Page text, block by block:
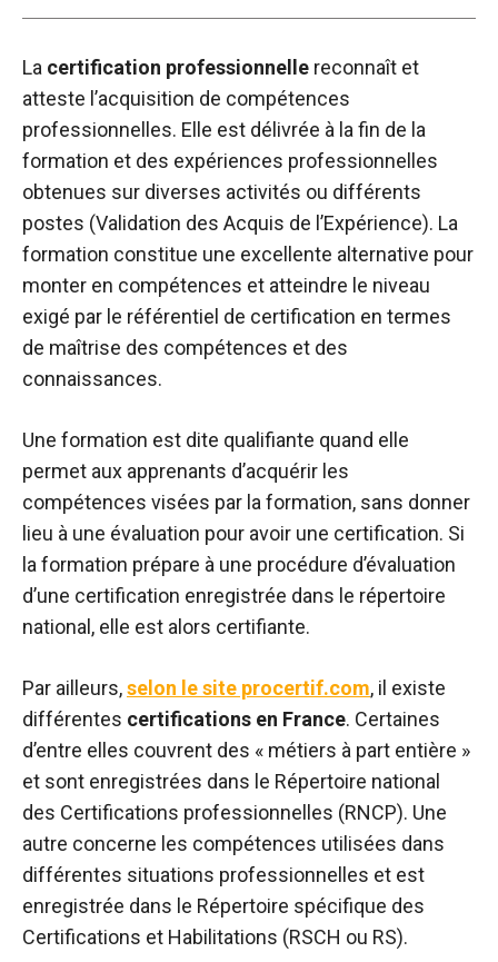
La certification professionnelle reconnaît et
atteste l’acquisition de compétences
professionnelles. Elle est délivrée à la fin de la
formation et des expériences professionnelles
obtenues sur diverses activités ou différents
postes (Validation des Acquis de l’Expérience). La
formation constitue une excellente alternative pour
monter en compétences et atteindre le niveau
exigé par le référentiel de certification en termes
de maîtrise des compétences et des
connaissances.
Une formation est dite qualifiante quand elle
permet aux apprenants d’acquérir les
compétences visées par la formation, sans donner
lieu à une évaluation pour avoir une certification. Si
la formation prépare à une procédure d’évaluation
d’une certification enregistrée dans le répertoire
national, elle est alors certifiante.
Par ailleurs,selon le site procertif.com, il existe
différentes certifications en France. Certaines
d’entre elles couvrent des « métiers à part entière »
et sont enregistrées dans le Répertoire national
des Certifications professionnelles (RNCP). Une
autre concerne les compétences utilisées dans
différentes situations professionnelles et est
enregistrée dans le Répertoire spécifique des
Certifications et Habilitations (RSCH ou RS).